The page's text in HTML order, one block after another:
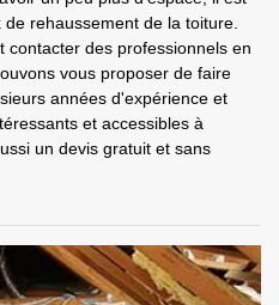
rehaussement de la toiture.
contacter des professionnels en
vous proposer de faire
années d'expérience et
et accessibles à
un devis gratuit et sans